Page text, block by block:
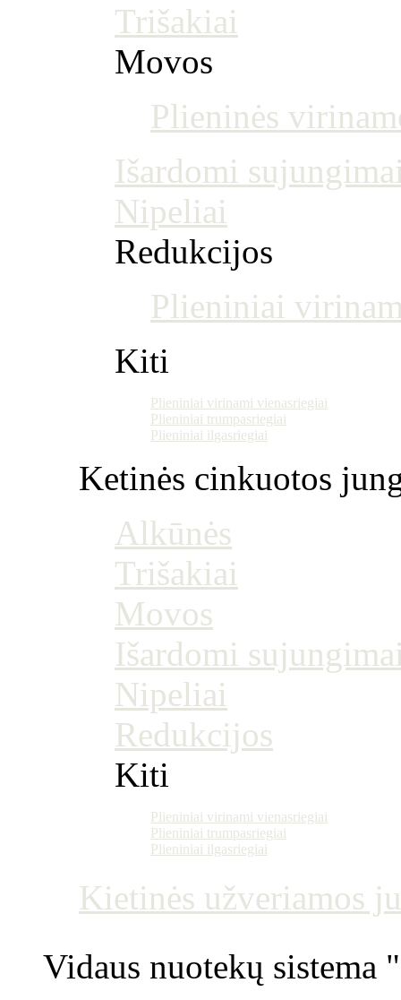
Trišakiai
Movos
Plieninės
Išardomi
Nipeliai
Redukcijos
Plieniniai
Kiti
Plieniniai virinami vienasriegiai
Plieniniai trumpasriegiai
Plieniniai ilgasriegiai
Ketinės cinkuotos
Alkūnės
Trišakiai
Movos
Išardomi
Nipeliai
Redukcijos
Kiti
Plieniniai virinami vienasriegiai
Plieniniai trumpasriegiai
Plieniniai ilgasriegiai
Kietinės
Vidaus nuotekų